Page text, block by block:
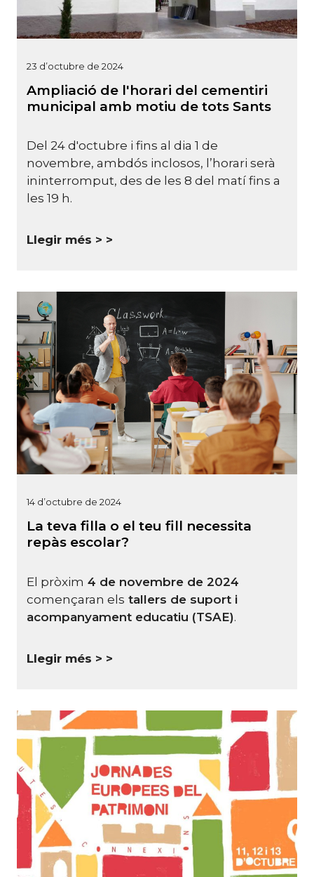
23 d’octubre de 2024
Ampliació de l'horari del cementiri
municipal amb motiu de tots Sants
Del 24 d'octubre i fins al dia 1 de
novembre, ambdós inclosos, l’horari serà
ininterromput, des de les 8 del matí fins a
les 19 h.
Llegir més >
14 d’octubre de 2024
La teva filla o el teu fill necessita
repàs escolar?
El pròxim 4 de novembre de 2024
començaran els tallers de suport i
acompanyament educatiu (TSAE).
Llegir més >